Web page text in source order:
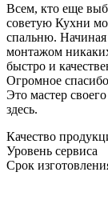
Всем, кто еще
советую Кухни
спальню. Начиная
монтажом
быстро и
Огромное
Это мастер
здесь.
Качество
Уровень сервиса
Срок